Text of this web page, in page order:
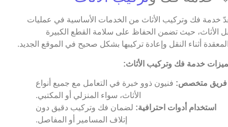
خدمة فك وتركيب الأثاث من الخدمات الأساسية في عمليات
الأثاث، حيث تضمن الحفاظ على سلامة القطع الكبيرة
أثناء النقل وإعادة تركيبها بشكل صحيح في الموقع الجديد.
خدمة فك وتركيب الأثاث:
فريق متخصص: فنيون ذوو خبرة في التعامل مع جميع أنواع
الأثاث، سواء المنزلي أو المكتبي.
استخدام أدوات احترافية: لضمان فك وتركيب دقيق دون
إتلاف المسامير أو المفاصل.